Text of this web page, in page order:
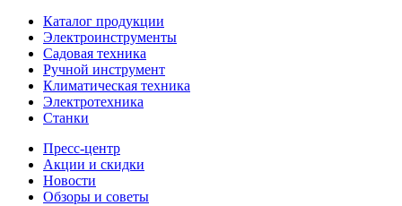
Каталог продукции
Электроинструменты
Садовая техника
Ручной инструмент
Климатическая техника
Электротехника
Станки
Пресс-центр
Акции и скидки
Новости
Обзоры и советы